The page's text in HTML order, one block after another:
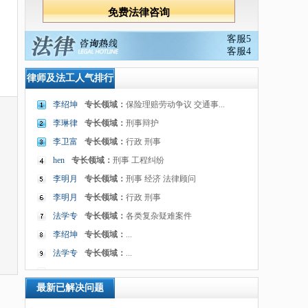
客服5
客服4
律师及法工人气排行
李绍坤 专长领域： 保险理赔劳动争议 交通事...
李琳律
专长领域： 刑事辩护
李卫富
专长领域： 行政 刑事
hen
专长领域： 刑事 工程纠纷
李明月
专长领域： 刑事 经济 法律顾问
李明月
专长领域： 行政 刑事
法学专
专长领域： 各类复杂疑难案件
李绍坤
专长领域： ...
法学专
专长领域： ...
最新已解决问题